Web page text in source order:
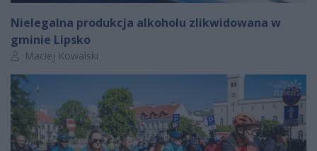
Nielegalna produkcja alkoholu zlikwidowana w
gminie Lipsko
Autor artykułu:
Maciej Kowalski